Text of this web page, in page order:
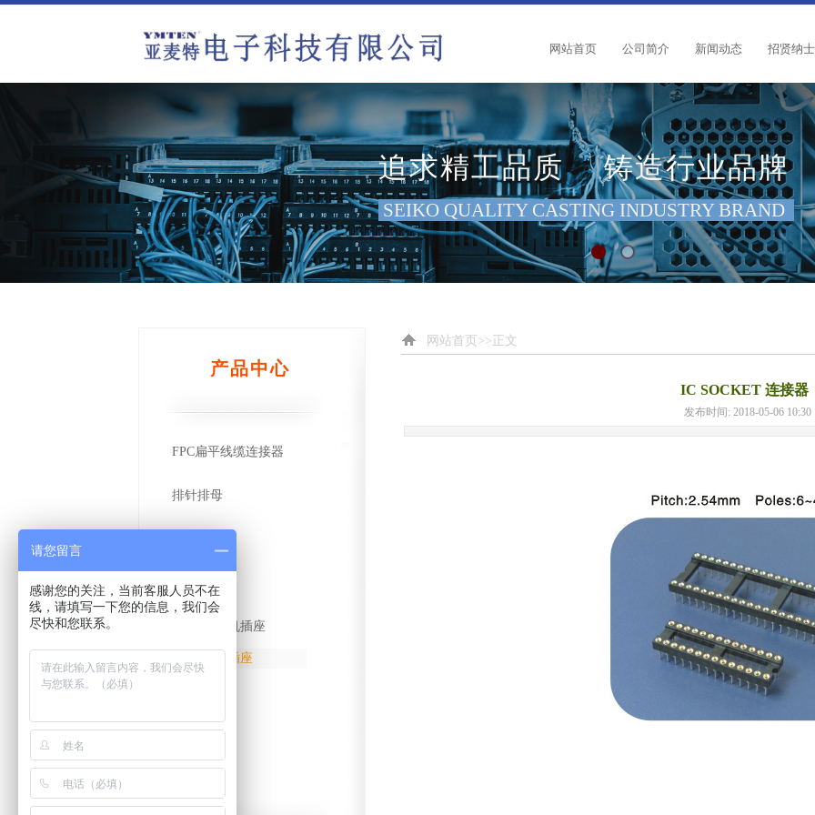
网站首页 公司简介 新闻动态 招贤纳士
追求精工品质铸造行业品牌
SEIKO QUALITY CASTING INDUSTRY BRAND
追求精工品质铸造行业品牌
SEIKO QUALITY CASTING INDUSTRY BRAND
网站首页 >>正文
产品中心
IC SOCKET 连接器
发布时间: 2018-05-06
FPC扁平线缆连接器
排针排母
DC接口
2.5/6.35耳机插座
3.5耳机插座
USB
请您留言
感谢您的关注，当前客服人员不在
线，请填写一下您的信息，我们会
尽快和您联系。